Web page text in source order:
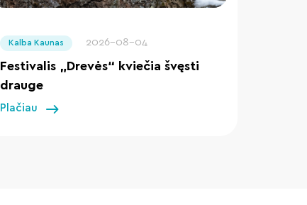
Kalba Kaunas 2026-08-04
Festivalis „Drevės“ kviečia švęsti
drauge
Plačiau